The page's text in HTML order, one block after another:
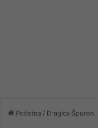
Početna / Dragica Špuren